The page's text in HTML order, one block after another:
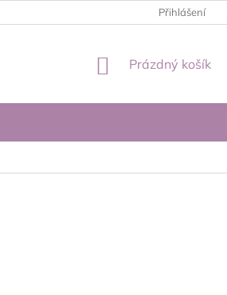
Přihlášení
NÁKUPNÍ
Prázdný košík